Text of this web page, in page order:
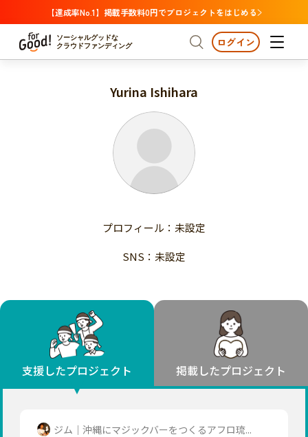
【達成率No.1】掲載手数料0円でプロジェクトをはじめる
ソーシャルグッドな
クラウドファンディング
プロジェクトからさがす 注目
支援金額が多い
支援人数が多い
終了日が近い
国際協力
子ども・教育
フード・農業
文化
環境・エシカル
人権・マイノリティ
社会貢献
地域からさがす 北海道・東北
北海道
支援金額が多い
終了日が近い
カテゴリーからさがす
医療・福祉
子ども・教育
人権・マイノリティ
北海道 青森 岩手 宮城
秋田
福島
茨城 栃木 群馬
千葉
東京
神奈川
新潟 富山 石川 福井
山梨
ログイン
Yurina Ishihara
プロフィール：未設定
SNS：未設定
支援したプロジェクト 掲載したプロジェクト
ジム｜沖縄にマジックバーをつくるアフロ琉...